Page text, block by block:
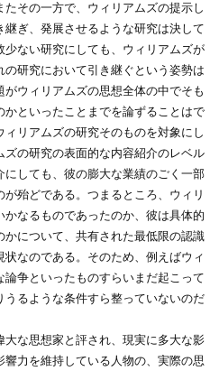
その一方で、ウィリアムズの提示し
ぎ、発展させるような研究は決して
ない研究にしても、ウィリアムズが
研究において引き継ぐという姿勢は
ウィリアムズの思想全体の中でそも
といったことまでを論ずることはで
リアムズの研究そのものを対象にし
の研究の表面的な内容紹介のレベル
しても、彼の膨大な業績のごく一部
殆どである。つまるところ、ウィリ
なるものであったのか、彼は具体的
について、共有された最低限の認識
なのである。そのため、例えばウィ
論争といったものすらいまだ起こって
るような条件すら整っていないのだ
な思想家と評され、現実に多大な影
力を維持している人物の、実際の思